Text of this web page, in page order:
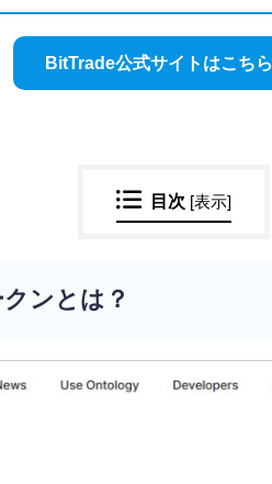
BitTrade公式サイトはこちら
目次 [表示]
ンとは？